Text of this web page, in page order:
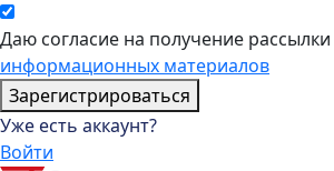
Даю согласие на получение рассылки
информационных материалов
Зарегистрироваться
Уже есть аккаунт?
Войти